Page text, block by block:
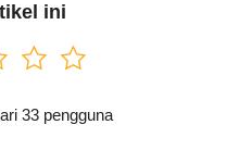
ini
33pengguna